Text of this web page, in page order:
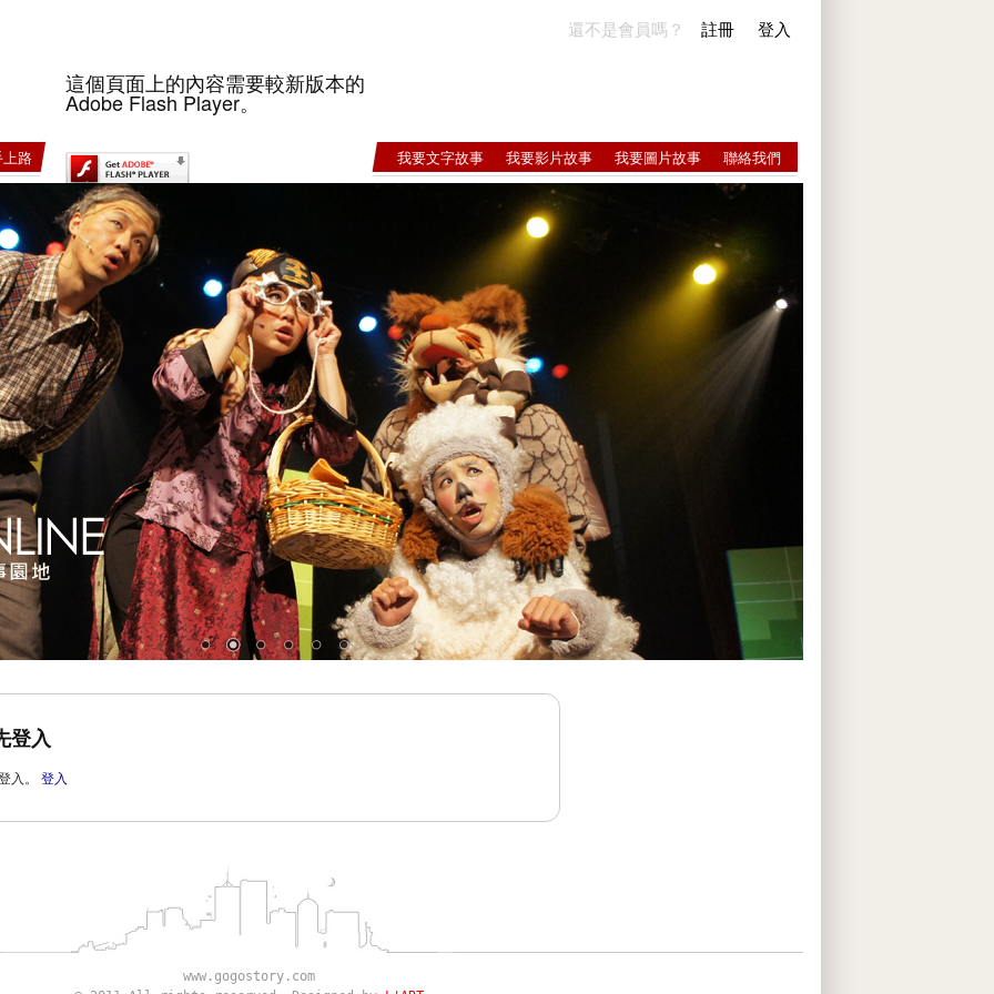
還不是會員嗎？ 註冊 登入
這個頁面上的內容需要較新版本的
Adobe Flash Player。
路 我要文字故事 我要影片故事 我要圖片故事 聯絡我們
登入
入。 登入
www.gogostory.com